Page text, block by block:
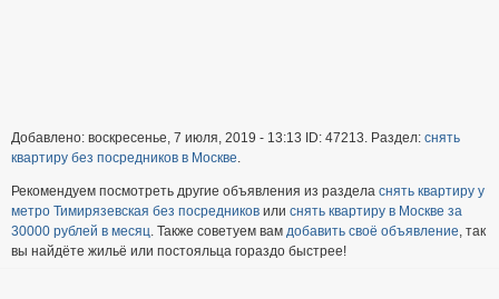
Добавлено: воскресенье, 7 июля, 2019 - 13:13 ID: 47213. Раздел: снять
квартиру без посредников в Москве.
Рекомендуем посмотреть другие объявления из раздела снять квартиру у
метро Тимирязевская без посредников или снять квартиру в Москве за
30000 рублей в месяц. Также советуем вам добавить своё объявление, так
вы найдёте жильё или постояльца гораздо быстрее!